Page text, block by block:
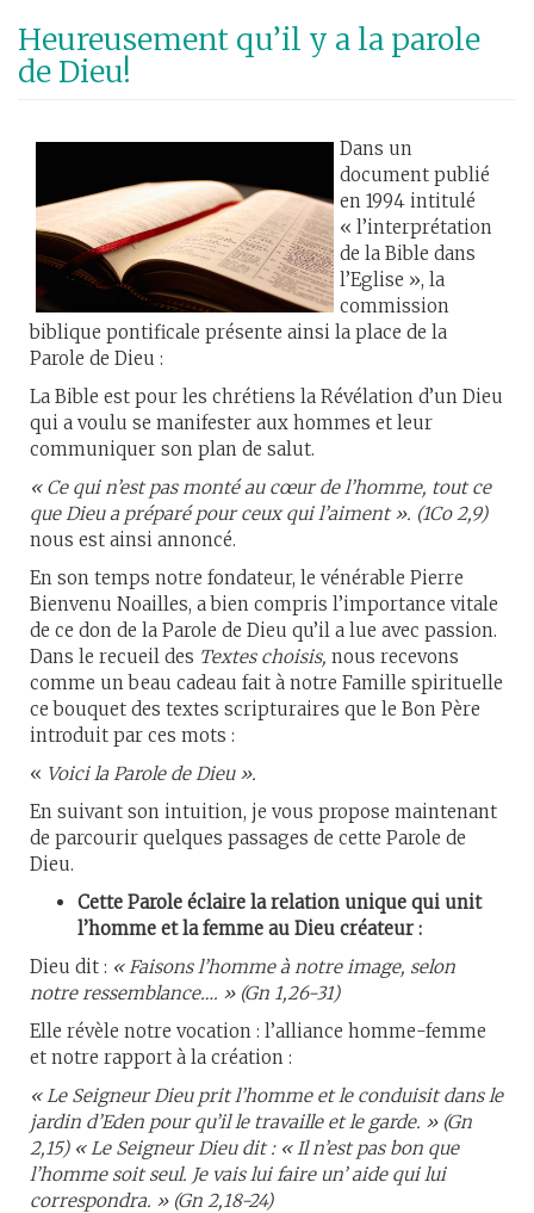
au
contenu
Heureusement qu’il y a la parole
de Dieu!
Dans un
document publié
en 1994 intitulé
« l’interprétation
de la Bible dans
l’Eglise », la
commission
biblique pontificale présente ainsi la place de la
Parole de Dieu :
La Bible est pour les chrétiens la Révélation d’un Dieu
qui a voulu se manifester aux hommes et leur
communiquer son plan de salut.
« Ce qui n’est pas monté au cœur de l’homme, tout ce
que Dieu a préparé pour ceux qui l’aiment ». (1Co 2,9)
nous est ainsi annoncé.
En son temps notre fondateur, le vénérable Pierre
Bienvenu Noailles, a bien compris l’importance vitale
de ce don de la Parole de Dieu qu’il a lue avec passion.
Dans le recueil des Textes choisis, nous recevons
comme un beau cadeau fait à notre Famille spirituelle
ce bouquet des textes scripturaires que le Bon Père
introduit par ces mots :
« Voici la Parole de Dieu ».
En suivant son intuition, je vous propose maintenant
de parcourir quelques passages de cette Parole de
Dieu.
Cette Parole éclaire la relation unique qui unit
l’homme et la femme au Dieu créateur :
Dieu dit : « Faisons l’homme à notre image, selon
notre ressemblance…. » (Gn 1,26-31)
Elle révèle notre vocation : l’alliance homme-femme
et notre rapport à la création :
« Le Seigneur Dieu prit l’homme et le conduisit dans le
jardin d’Eden pour qu’il le travaille et le garde. » (Gn
2,15) « Le Seigneur Dieu dit : « Il n’est pas bon que
l’homme soit seul. Je vais lui faire un’ aide qui lui
correspondra. » (Gn 2,18-24)